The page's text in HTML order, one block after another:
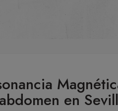
abdomen en